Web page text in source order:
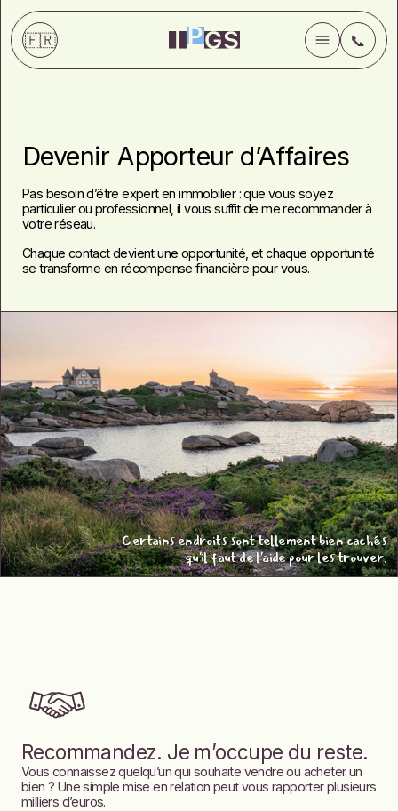
🇫🇷 📞
✍️Blog
ℹ️ A propos
📞Contact
Immobilier Pro Apporteur d'affaires
Devenir Apporteur d’Affaires
Pas besoin d’être expert en immobilier : que vous soyez
particulier ou professionnel, il vous suffit de me recommander à
votre réseau.
Chaque contact devient une opportunité, et chaque opportunité
se transforme en récompense financière pour vous.
Certains endroits sont tellement bien cachés
qu'il faut de l'aide pour les trouver.
Recommandez. Je m’occupe du reste.
Vous connaissez quelqu’un qui souhaite vendre ou acheter un
bien ? Une simple mise en relation peut vous rapporter plusieurs
milliers d’euros.